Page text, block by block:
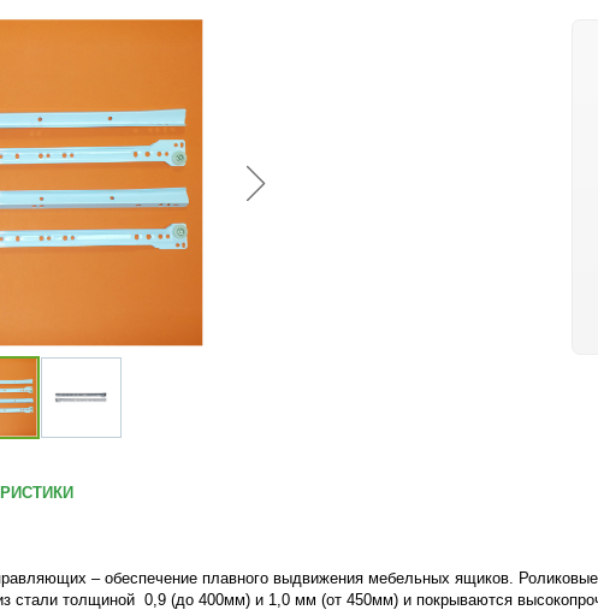
– обеспечение плавного выдвижения мебельных ящиков. Роликовые
стали толщиной 0,9 (до 400мм) и 1,0 мм (от 450мм) и покрываются